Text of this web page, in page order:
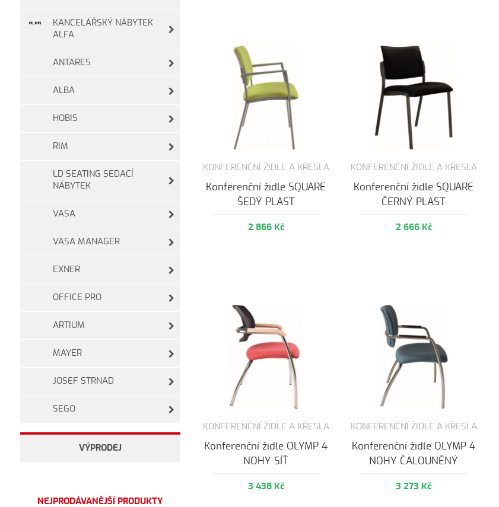
KANCELÁŘSKÝ NÁBYTEK
ALFA
ANTARES
ALBA
HOBIS
RIM
LD SEATING SEDACÍ
NÁBYTEK
VASA
VASA MANAGER
EXNER
OFFICE PRO
ARTIUM
MAYER
JOSEF STRNAD
SEGO
VÝPRODEJ
NEJPRODÁVANĚJŠÍ PRODUKTY
KONFERENČNÍ ŽIDLE A KŘESLA
Konferenční židle SQUARE
ŠEDÝ PLAST
2 866 Kč
KONFERENČNÍ ŽIDLE A KŘESLA
Konferenční židle SQUARE
ČERNÝ PLAST
2 666 Kč
KONFERENČNÍ ŽIDLE A KŘESLA
Konferenční židle OLYMP 4
NOHY SÍŤ
3 438 Kč
KONFERENČNÍ ŽIDLE A KŘESLA
Konferenční židle OLYMP 4
NOHY ČALOUNĚNÝ
3 273 Kč